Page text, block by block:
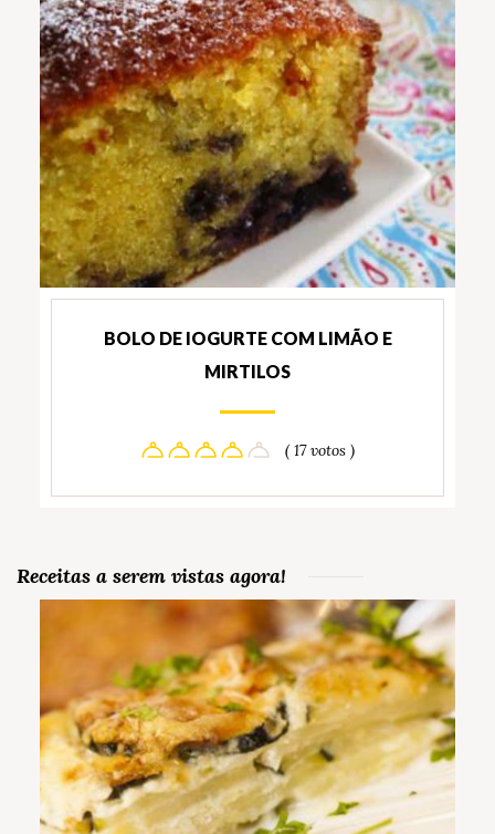
BOLO DE IOGURTE COM LIMÃO E
MIRTILOS
( 17 votos )
Receitas a serem vistas agora!